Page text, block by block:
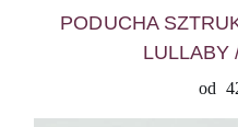
PODUCHA
LULLABY
od